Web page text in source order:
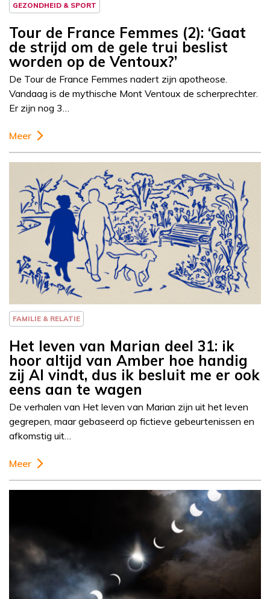
GEZONDHEID & SPORT
Tour de France Femmes (2): ‘Gaat
de strijd om de gele trui beslist
worden op de Ventoux?’
De Tour de France Femmes nadert zijn apotheose.
Vandaag is de mythische Mont Ventoux de scherprechter.
Er zijn nog 3…
Meer
Column
FAMILIE & RELATIE
Het leven van Marian deel 31: ik
hoor altijd van Amber hoe handig
zij AI vindt, dus ik besluit me er ook
eens aan te wagen
De verhalen van Het leven van Marian zijn uit het leven
gegrepen, maar gebaseerd op fictieve gebeurtenissen en
afkomstig uit…
Meer